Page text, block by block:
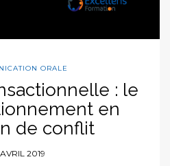
ORALE
: le
en
de conflit
2019